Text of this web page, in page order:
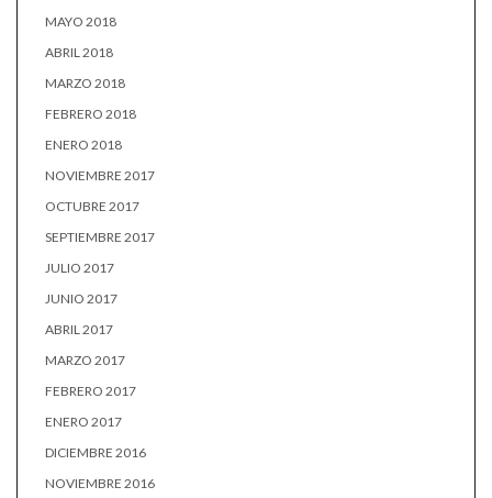
MAYO 2018
ABRIL 2018
MARZO 2018
FEBRERO 2018
ENERO 2018
NOVIEMBRE 2017
OCTUBRE 2017
SEPTIEMBRE 2017
JULIO 2017
JUNIO 2017
ABRIL 2017
MARZO 2017
FEBRERO 2017
ENERO 2017
DICIEMBRE 2016
NOVIEMBRE 2016